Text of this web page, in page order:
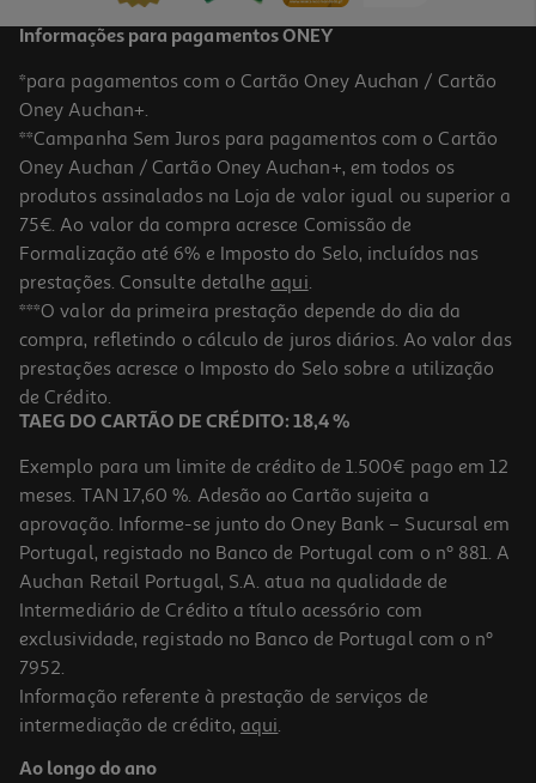
Luva Lavagem Auto Auchan Microfibra Azul
5.19 €/un
5,19 €
Pano Microfibra Auchan Seca/polimento Azul
3.99 €/un
Informações para pagamentos ONEY
*para pagamentos com o Cartão Oney Auchan / Cartão
Oney Auchan+.
**Campanha Sem Juros para pagamentos com o Cartão
Oney Auchan / Cartão Oney Auchan+, em todos os
produtos assinalados na Loja de valor igual ou superior a
75€. Ao valor da compra acresce Comissão de
Formalização até 6% e Imposto do Selo, incluídos nas
prestações. Consulte detalhe aqui.
***O valor da primeira prestação depende do dia da
compra, refletindo o cálculo de juros diários. Ao valor das
prestações acresce o Imposto do Selo sobre a utilização
de Crédito.
TAEG DO CARTÃO DE CRÉDITO: 18,4 %
Exemplo para um limite de crédito de 1.500€ pago em 12
meses. TAN 17,60 %. Adesão ao Cartão sujeita a
aprovação. Informe-se junto do Oney Bank – Sucursal em
Portugal, registado no Banco de Portugal com o nº 881. A
Auchan Retail Portugal, S.A. atua na qualidade de
Intermediário de Crédito a título acessório com
exclusividade, registado no Banco de Portugal com o nº
7952.
Informação referente à prestação de serviços de
intermediação de crédito, aqui.
Ao longo do ano